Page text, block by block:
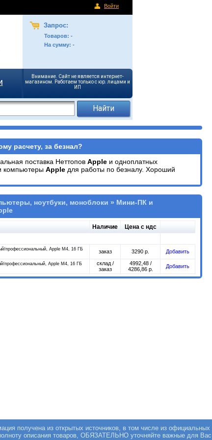
Войти
Запрос:
Товаров: -
На сумму: -
Внимание. Сайт не является интернет-
магазином. Работаем только с юр. лицами и
ИП
расчету, за безнал?
поставка Неттопов Apple и одноплатных
компьютеры Apple для работы по безналу. Хороший
ноутбуки, моноблоки » Мини-ПК и
Наличие Цена с ндс
профессиональный, Apple M4, 16 ГБ
заказ 3290 р. Добавить
профессиональный, Apple M4, 16 ГБ
склад /
заказ
4992,48 /
4286,86 р.
Добавить
получена из открытых источников, в том числе из
описания товаров, ОБЯЗАТЕЛЬНО уточняйте важные для